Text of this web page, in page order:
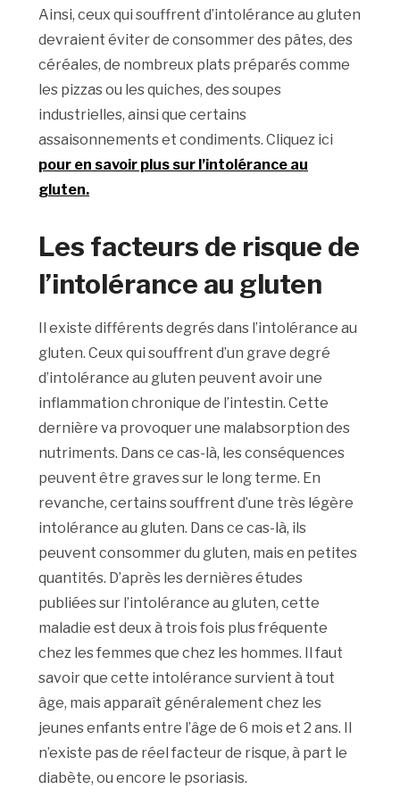
Ainsi, ceux qui souffrent d’intolérance au gluten
devraient éviter de consommer des pâtes, des
céréales, de nombreux plats préparés comme
les pizzas ou les quiches, des soupes
industrielles, ainsi que certains
assaisonnements et condiments. Cliquez ici
pour en savoir plus sur l’intolérance au
gluten.
Les facteurs de risque de
l’intolérance au gluten
Il existe différents degrés dans l’intolérance au
gluten. Ceux qui souffrent d’un grave degré
d’intolérance au gluten peuvent avoir une
inflammation chronique de l’intestin. Cette
dernière va provoquer une malabsorption des
nutriments. Dans ce cas-là, les conséquences
peuvent être graves sur le long terme. En
revanche, certains souffrent d’une très légère
intolérance au gluten. Dans ce cas-là, ils
peuvent consommer du gluten, mais en petites
quantités. D’après les dernières études
publiées sur l’intolérance au gluten, cette
maladie est deux à trois fois plus fréquente
chez les femmes que chez les hommes. Il faut
savoir que cette intolérance survient à tout
âge, mais apparaît généralement chez les
jeunes enfants entre l’âge de 6 mois et 2 ans. Il
n’existe pas de réel facteur de risque, à part le
diabète, ou encore le psoriasis.